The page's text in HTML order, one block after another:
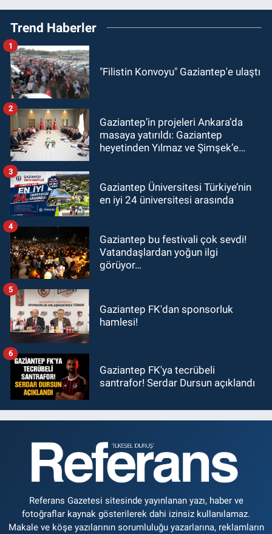
Trend Haberler
"Filistin Konvoyu" Gaziantep'e ulaştı
1
Gaziantep’in projeleri Ankara’da
masaya yatırıldı: Gaziantep
heyetinden Yılmaz ve Şimşek’e
2
Gaziantep Üniversitesi Türkiye’nin
en iyi 24 üniversitesi arasında
3
Gaziantep bu festivali çok sevdi!
Vatandaşlardan yoğun ilgi
görüyor…
4
Gaziantep FK'dan sponsorluk
hamlesi!
5
Gaziantep FK'ya tecrübeli
santrafor! Serdar Dursun açıklandı
6
Referans Gazetesi sitesinde yayınlanan yazı, haber ve
fotoğraflar kaynak gösterilerek dahi izinsiz kullanılamaz.
Makale ve köşe yazılarının sorumluluğu yazarlarına, reklamların